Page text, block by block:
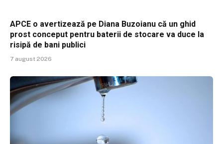
APCE o avertizează pe Diana Buzoianu că un ghid
prost conceput pentru baterii de stocare va duce la
risipă de bani publici
7 august 2026